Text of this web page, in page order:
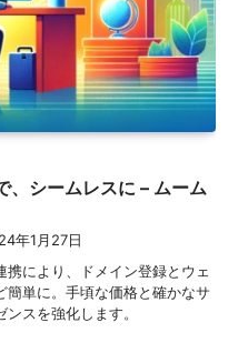
、シームレスに – ムーム
年1月27日
携により、ドメイン登録とウェ
簡単に。手頃な価格と確かなサ
スを強化します。